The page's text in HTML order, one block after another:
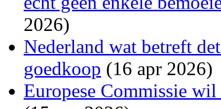
2026)
Nederland wat betreft
goedkoop (16 apr 2026)
Europese Commissie